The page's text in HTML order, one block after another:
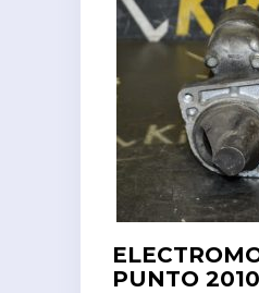
PUNTO